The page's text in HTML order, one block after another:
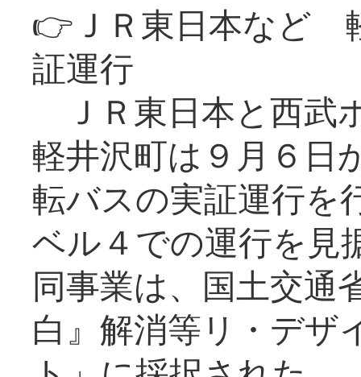
👉ＪＲ東日本など
証運行
ＪＲ東日本と西武
軽井沢町は９月６日
転バスの実証運行を
ベル４での運行を見
同事業は、国土交通
白』解消等リ・デザ